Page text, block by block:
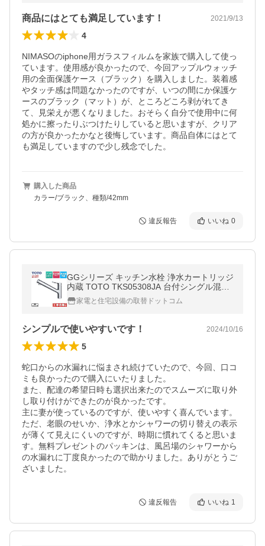
商品にはとても満足しています！ 2021/9/13
4
NIMASOのiphone用ガラスフィルムを家族で購入して使っ
ています。使用感が良かったので、今回アップルウォッチ
用の全面保護ケース（ブラック）を購入しました。装着感
やタッチ感は問題なかったのですが、いつの間にか保護ケ
ースのブラック（マット）が、ところどころ剥がれてき
て、見栄えが悪くなりました。おそらく自分で使用中に何
処かに擦ったりぶつけたりしていると思いますが、クリア
の方が良かったかなと後悔しています。商品自体にはとて
も満足していますので少し残念でした。
購入した商品
カラー/ブラック、種類/42mm
違反報告 いいね 0
GGシリーズ キッチン水栓 浄水カートリッジ
内蔵 TOTO TKS05308JA 台付シングル混合
水栓 【パッキン無料プレゼント！（希望者
のみ）】
家電と住宅設備の取替ドットコム
シンプルで使いやすいです！ 2024/10/16
5
蛇口からの水漏れに悩まされ続けていたので、今回、口コ
ミも良かったので購入にいたりました。
また、配達の希望日時も選択出来たのでスムーズに取り外
し取り付けができたのが良かったです。
主に妻が使っているのですが、使いやすく喜んでいます。
ただ、老眼のせいか、浄水とかシャワーの切り替えの表示
が薄くて見えにくいのですが、時期に慣れてくると思いま
す。無料プレゼントのパッキンは、風呂場のシャワーから
の水漏れに丁度良かったので助かりました。ありがとうご
ざいました。
違反報告 いいね 1